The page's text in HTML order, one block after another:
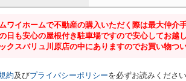
ワイホームで不動産の購入いただく際は最大仲介
日も安心の屋根付き駐車場ですので安心してお越し
クスバリュ川原店の中にありますのでお買い物つ
約及びプライバシーポリシーを必ずお読みくださ